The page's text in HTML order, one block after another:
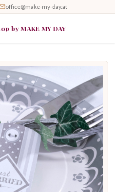
office@make-my-day.at
by MAKE MY DAY